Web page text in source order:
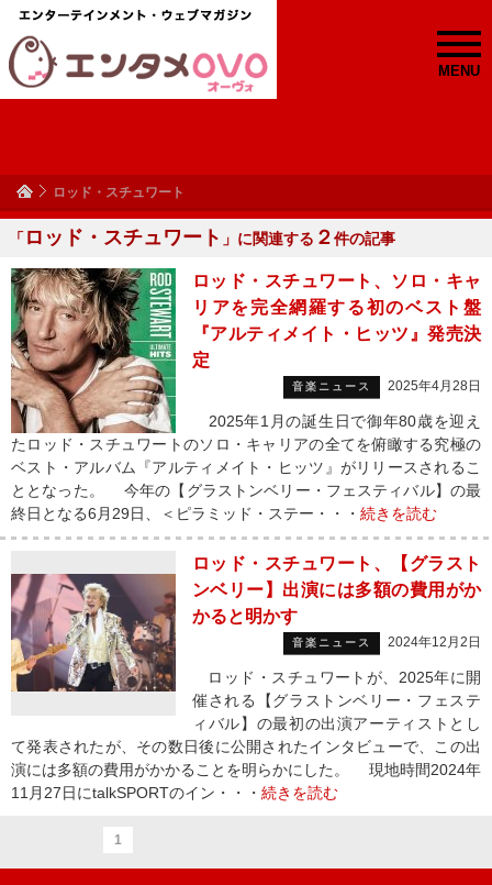
MENU
ロッド・スチュワート
「 ロッド・スチュワート 」に関連する ２件の記事
ロッド・スチュワート、ソロ・キャ
リアを完全網羅する初のベスト盤
『アルティメイト・ヒッツ』発売決
定
音楽ニュース 2025年4月28日
2025年1月の誕生日で御年80歳を迎え
たロッド・スチュワートのソロ・キャリアの全てを俯瞰する究極の
ベスト・アルバム『アルティメイト・ヒッツ』がリリースされるこ
ととなった。 今年の【グラストンベリー・フェスティバル】の最
終日となる6月29日、＜ピラミッド・ステー・・・ 続きを読む
ロッド・スチュワート、【グラスト
ンベリー】出演には多額の費用がか
かると明かす
音楽ニュース 2024年12月2日
ロッド・スチュワートが、2025年に開
催される【グラストンベリー・フェステ
ィバル】の最初の出演アーティストとし
て発表されたが、その数日後に公開されたインタビューで、この出
演には多額の費用がかかることを明らかにした。 現地時間2024年
11月27日にtalkSPORTのイン・・・ 続きを読む
1